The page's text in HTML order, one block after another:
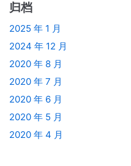
归档
2025 年 1 月
2024 年 12 月
2020 年 8 月
2020 年 7 月
2020 年 6 月
2020 年 5 月
2020 年 4 月